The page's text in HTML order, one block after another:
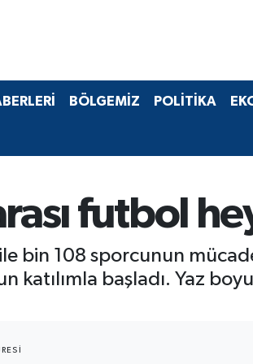
BÖLGEMİZ POLİTİKA
futbol
bin 108 sporcunun
katılımla başladı. Yaz